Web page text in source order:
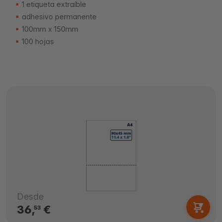
1 etiqueta extraíble
adhesivo permanente
100mm x 150mm
100 hojas
Desde
36,53€